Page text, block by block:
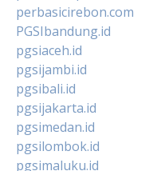
perbasicirebon.com
PGSIbandung.id
pgsiaceh.id
pgsijambi.id
pgsibali.id
pgsijakarta.id
pgsimedan.id
pgsilombok.id
pgsimaluku.id